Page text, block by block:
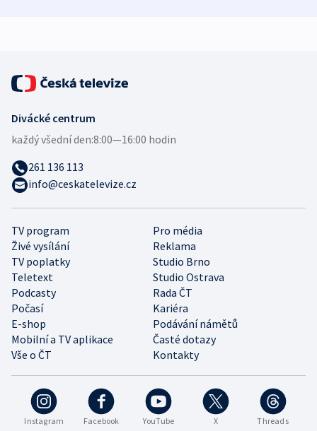
Instagram Facebook YouTube X Threads
TV program
Pro média
Živé vysílání
Reklama
TV poplatky
Studio Brno
Teletext
Studio Ostrava
Podcasty
Rada ČT
Počasí
Kariéra
E-shop
Podávání námětů
Mobilní a TV aplikace
Časté dotazy
Vše o ČT
Kontakty
Divácké centrum
každý všední den:8:00—16:00 hodin
261 136 113
info@ceskatelevize.cz